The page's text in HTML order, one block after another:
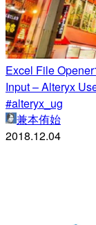
Excel File
Input – Alteryx
#alteryx_ug
兼本侑始
2018.12.04